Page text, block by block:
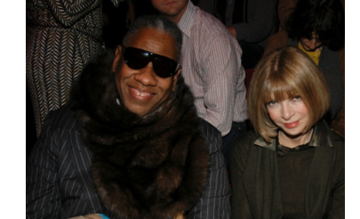
至21世紀時尚、社會與女性地位的變化。